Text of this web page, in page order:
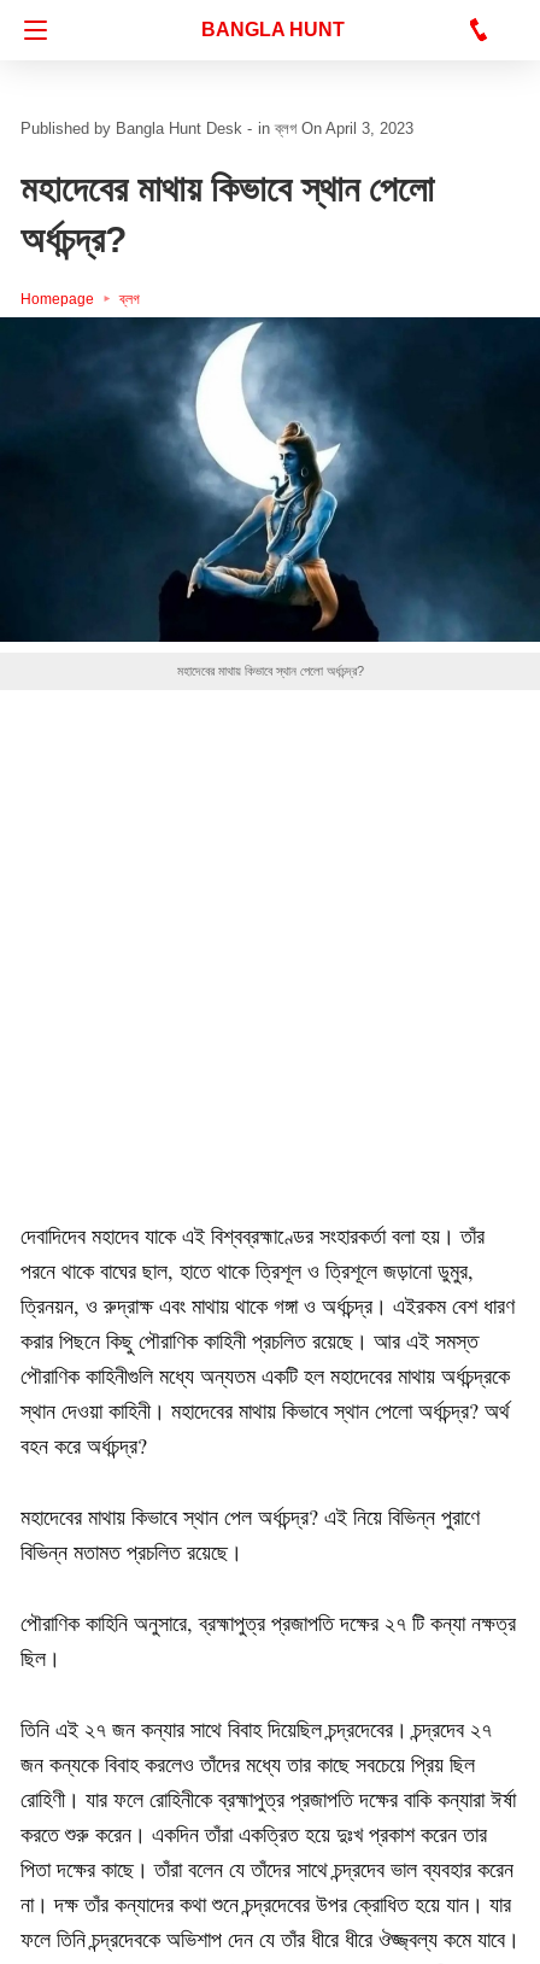
BANGLA HUNT
Bangla Hunt Desk - in ব্লগ On April 3, 2023
মহাদেবের মাথায় কিভাবে স্থান পেলো
অর্ধচন্দ্র?
Homepage ব্লগ
মহাদেবের মাথায় কিভাবে স্থান পেলো অর্ধচন্দ্র?
দেবাদিদেব মহাদেব যাকে এই বিশ্বব্রহ্মাণ্ডের সংহারকর্তা বলা হয়। তাঁর
পরনে থাকে বাঘের ছাল, হাতে থাকে ত্রিশূল ও ত্রিশূলে জড়ানো ডুমুর,
ত্রিনয়ন, ও রুদ্রাক্ষ এবং মাথায় থাকে গঙ্গা ও অর্ধচন্দ্র। এইরকম বেশ ধারণ
করার পিছনে কিছু পৌরাণিক কাহিনী প্রচলিত রয়েছে। আর এই সমস্ত
পৌরাণিক কাহিনীগুলি মধ্যে অন্যতম একটি হল মহাদেবের মাথায় অর্ধচন্দ্রকে
স্থান দেওয়া কাহিনী। মহাদেবের মাথায় কিভাবে স্থান পেলো অর্ধচন্দ্র? অর্থ
বহন করে অর্ধচন্দ্র?
মহাদেবের মাথায় কিভাবে স্থান পেল অর্ধচন্দ্র? এই নিয়ে বিভিন্ন পুরাণে
বিভিন্ন মতামত প্রচলিত রয়েছে।
পৌরাণিক কাহিনি অনুসারে, ব্রহ্মাপুত্র প্রজাপতি দক্ষের ২৭ টি কন্যা নক্ষত্র
ছিল।
তিনি এই ২৭ জন কন্যার সাথে বিবাহ দিয়েছিল চন্দ্রদেবের। চন্দ্রদেব ২৭
জন কন্যকে বিবাহ করলেও তাঁদের মধ্যে তার কাছে সবচেয়ে প্রিয় ছিল
রোহিণী। যার ফলে রোহিনীকে ব্রহ্মাপুত্র প্রজাপতি দক্ষের বাকি কন্যারা ঈর্ষা
করতে শুরু করেন। একদিন তাঁরা একত্রিত হয়ে দুঃখ প্রকাশ করেন তার
পিতা দক্ষের কাছে। তাঁরা বলেন যে তাঁদের সাথে চন্দ্রদেব ভাল ব্যবহার করেন
না। দক্ষ তাঁর কন্যাদের কথা শুনে চন্দ্রদেবের উপর ক্রোধিত হয়ে যান। যার
ফলে তিনি চন্দ্রদেবকে অভিশাপ দেন যে তাঁর ধীরে ধীরে ঔজ্জ্বল্য কমে যাবে।